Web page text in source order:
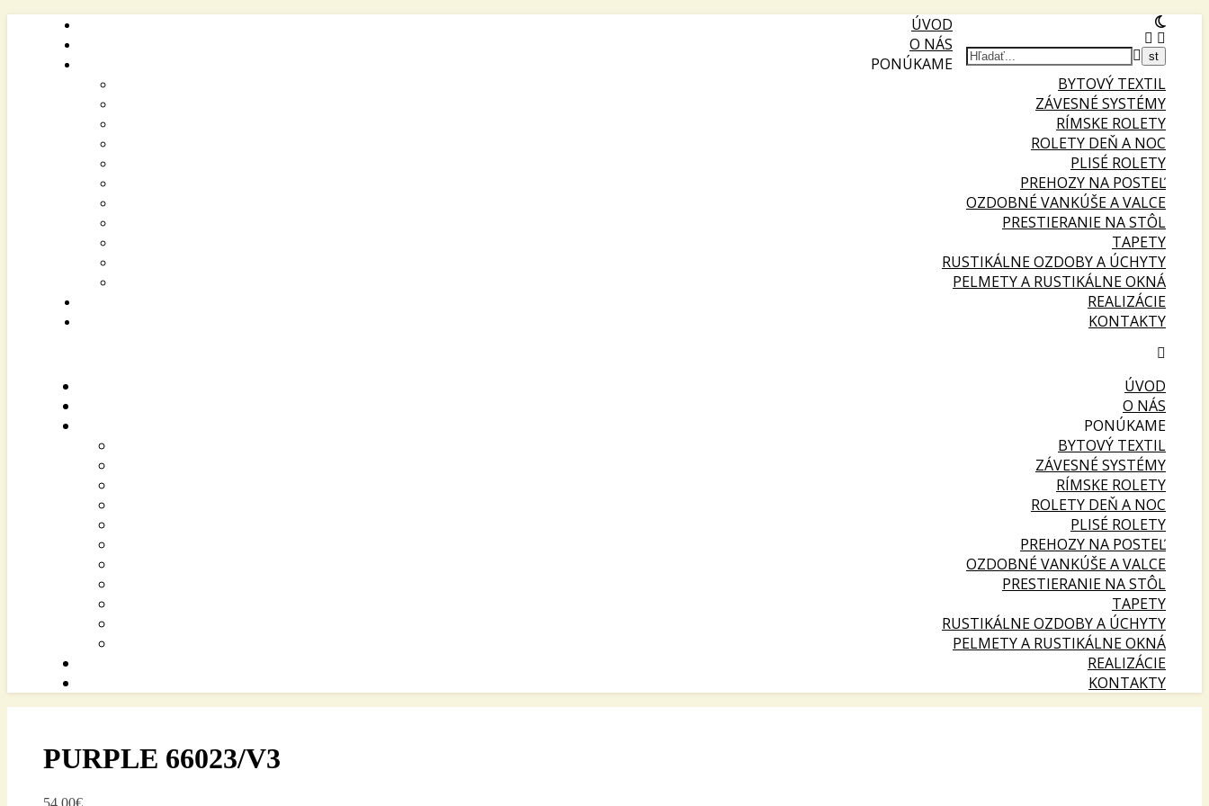
ÚVOD
O NÁS
PONÚKAME
BYTOVÝ TEXTIL
ZÁVESNÉ SYSTÉMY
RÍMSKE ROLETY
ROLETY DEŇ A NOC
PLISÉ ROLETY
PREHOZY NA POSTEĽ
OZDOBNÉ VANKÚŠE A VALCE
PRESTIERANIE NA STÔL
TAPETY
RUSTIKÁLNE OZDOBY A ÚCHYTY
PELMETY A RUSTIKÁLNE OKNÁ
REALIZÁCIE
KONTAKTY
ÚVOD
O NÁS
PONÚKAME
BYTOVÝ TEXTIL
ZÁVESNÉ SYSTÉMY
RÍMSKE ROLETY
ROLETY DEŇ A NOC
PLISÉ ROLETY
PREHOZY NA POSTEĽ
OZDOBNÉ VANKÚŠE A VALCE
PRESTIERANIE NA STÔL
TAPETY
RUSTIKÁLNE OZDOBY A ÚCHYTY
PELMETY A RUSTIKÁLNE OKNÁ
REALIZÁCIE
KONTAKTY
PURPLE 66023/V3
54.00€